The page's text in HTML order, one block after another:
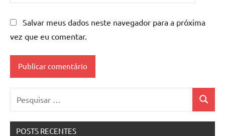
Salvar meus dados neste navegador para a próxima
vez que eu comentar.
POSTS RECENTES